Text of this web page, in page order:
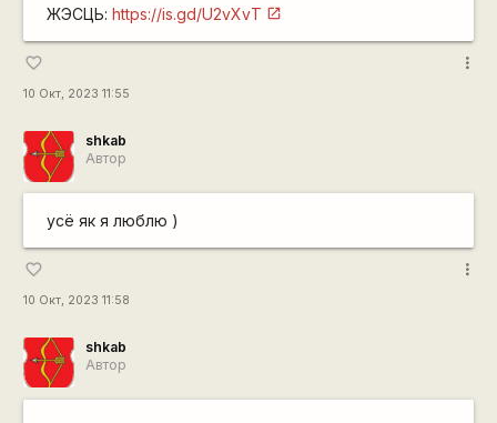
ЖЭСЦЬ: https://is.gd/U2vXvT
favorite_border
10 Окт, 2023 11:55
more_vert
shkab
Автор
усё як я люблю )
favorite_border
10 Окт, 2023 11:58
more_vert
shkab
Автор